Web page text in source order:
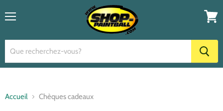
panier
Accueil Chèques cadeaux